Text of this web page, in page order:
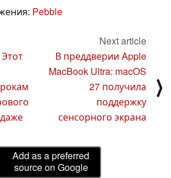
Pebble
Next article
В преддверии Apple
MacBook Ultra: macOS
27 получила
поддержку
сенсорного экрана
⟩
Add as a preferred
source on Google